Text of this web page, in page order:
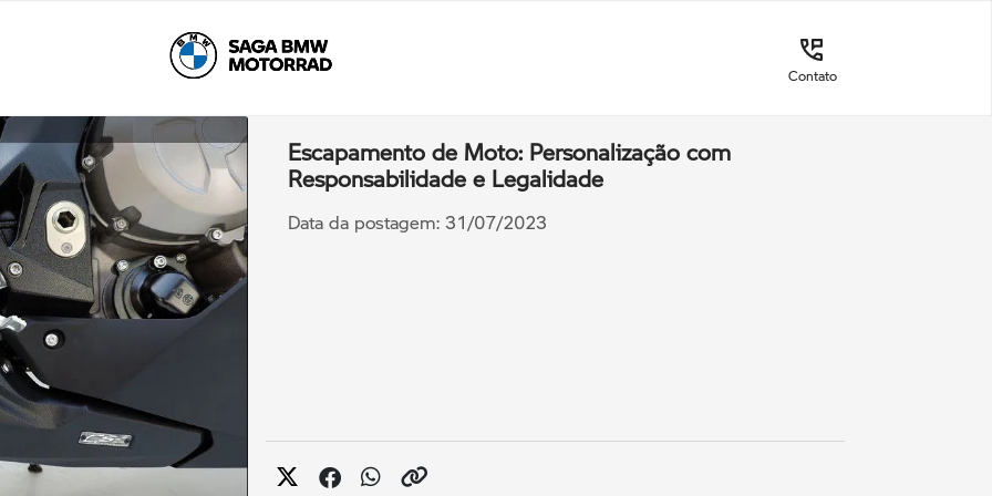
Contato
Escapamento de Moto: Personalização com
Responsabilidade e Legalidade
Data da postagem: 31/07/2023